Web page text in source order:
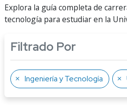
Explora la guía completa de
tecnología para estudiar en la
Filtrado Por
Ingeniería y Tecnología